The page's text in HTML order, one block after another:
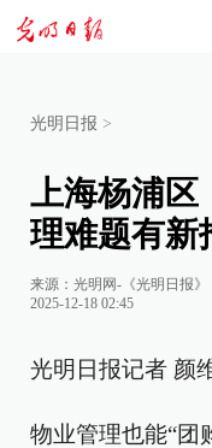
光明日报 >
上海杨浦区
理难题有新
来源： 光明网-《光明日报》
2025-12-18 02:45
光明日报记者 颜
物业管理也能“团